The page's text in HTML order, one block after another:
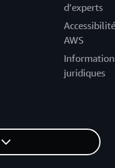
d’experts
Accessibilité
AWS
juridiques